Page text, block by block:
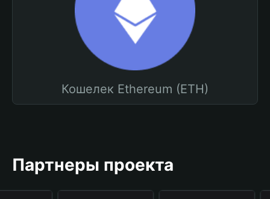
Кошелек Ethereum (ETH)
Партнеры проекта